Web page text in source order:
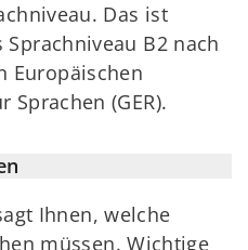
Das ist
B2 nach
Europäischen
Sprachen (GER).
Ihnen, welche
müssen. Wichtige